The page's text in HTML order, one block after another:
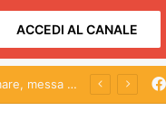
ACCEDI AL CANALE